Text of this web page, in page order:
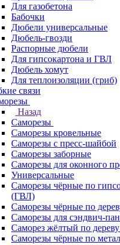
Для газобетона
Бабочки
Дюбели универсальные
Дюбель-гвозди
Распорные дюбели
Для гипсокартона и ГВЛ
Дюбель хомут
Для теплоизоляции (гриб)
связи
Назад
Саморезы
Саморезы кровельные
Саморезы с пресс-шайбой
Саморезы заборные
Саморезы для оконного
Универсальные
Саморезы чёрные по
(ГВЛ)
Саморезы чёрные по
Саморезы для сэндвич-
Саморез жёлтый по
Саморезы чёрные по